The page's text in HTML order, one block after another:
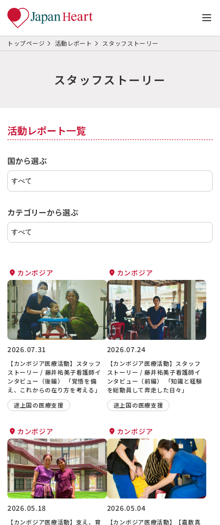
トップページ 活動レポート スタッフストーリー
スタッフストーリー
活動レポート一覧
国から選ぶ
カテゴリーから選ぶ
カンボジア
2026.07.31
【カンボジア医療活動】スタッフ
ストーリー / 藤井祐美子看護師イ
ンタビュー（後編） 「覚悟を備
え、これからの在り方を考える」
途上国の医療支援
カンボジア
2026.07.24
【カンボジア医療活動】スタッフ
ストーリー / 藤井祐美子看護師イ
ンタビュー（前編） 「知識と経験
を総動員して奔走した日々」
途上国の医療支援
カンボジア
2026.05.18
【カンボジア医療活動】支え、育
カンボジア
2026.05.04
【カンボジア医療活動】【嘉数真